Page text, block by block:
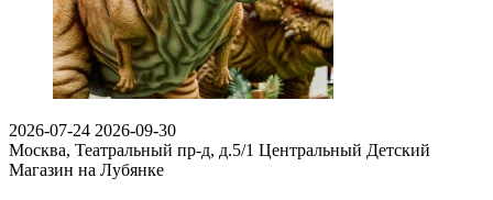
2026-07-24 2026-09-30
Москва, Театральный пр-д, д.5/1 Центральный Детский
Магазин на Лубянке